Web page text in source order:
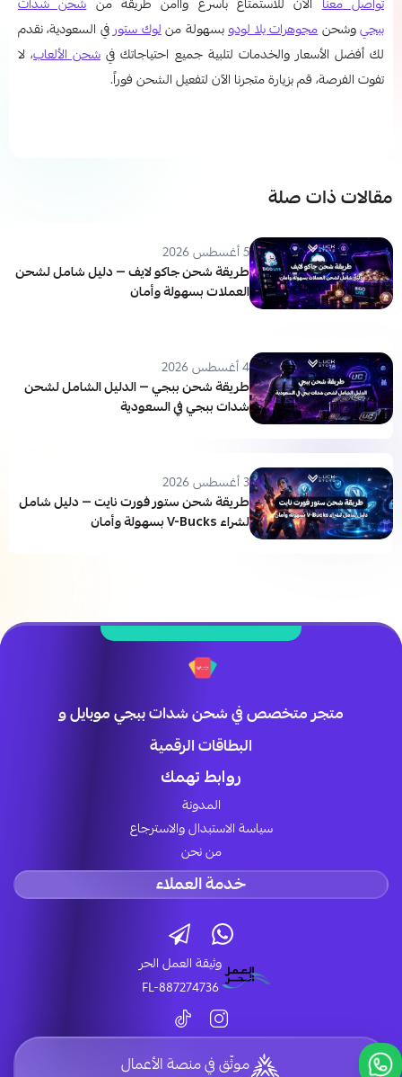
تواصل معناالآن للأستمتاع بأسرع وأأمن طريقة منشحن شدات
ببجيوشحنمجوهرات يلا لودوبسهولة منلوك ستورفي السعودية، نقدم
لك أفضل الأسعار والخدمات لتلبية جميع احتياجاتك فيشحن الألعاب، لا
تفوت الفرصة، قم بزيارة متجرنا الآن لتفعيل الشحن فوراً.
مقالات ذات صلة
5 أغسطس 2026
طريقة شحن جاكو لايف — دليل شامل لشحن
العملات بسهولة وأمان
4 أغسطس 2026
طريقة شحن ببجي — الدليل الشامل لشحن
شدات ببجي في السعودية
3 أغسطس 2026
طريقة شحن ستور فورت نايت — دليل شامل
لشراء V-Bucks بسهولة وأمان
متجر متخصص في شحن شدات ببجي موبايل و
البطاقات الرقمية
روابط تهمك
المدونة
سياسة الاستبدال والاسترجاع
من نحن
خدمة العملاء
وثيقة العمل الحر
FL-887274736
موثّق في منصة الأعمال